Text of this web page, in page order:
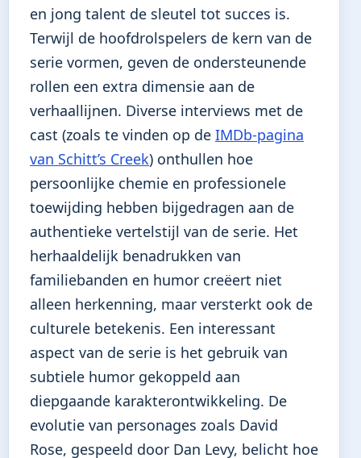
en jong talent de sleutel tot succes is.
Terwijl de hoofdrolspelers de kern van de
serie vormen, geven de ondersteunende
rollen een extra dimensie aan de
verhaallijnen. Diverse interviews met de
cast (zoals te vinden op de IMDb-pagina
van Schitt’s Creek) onthullen hoe
persoonlijke chemie en professionele
toewijding hebben bijgedragen aan de
authentieke vertelstijl van de serie. Het
herhaaldelijk benadrukken van
familiebanden en humor creëert niet
alleen herkenning, maar versterkt ook de
culturele betekenis. Een interessant
aspect van de serie is het gebruik van
subtiele humor gekoppeld aan
diepgaande karakterontwikkeling. De
evolutie van personages zoals David
Rose, gespeeld door Dan Levy, belicht hoe